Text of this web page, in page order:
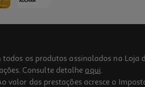
os produtos assinalados na
Consulte detalhe aqui.
das prestações acresce o